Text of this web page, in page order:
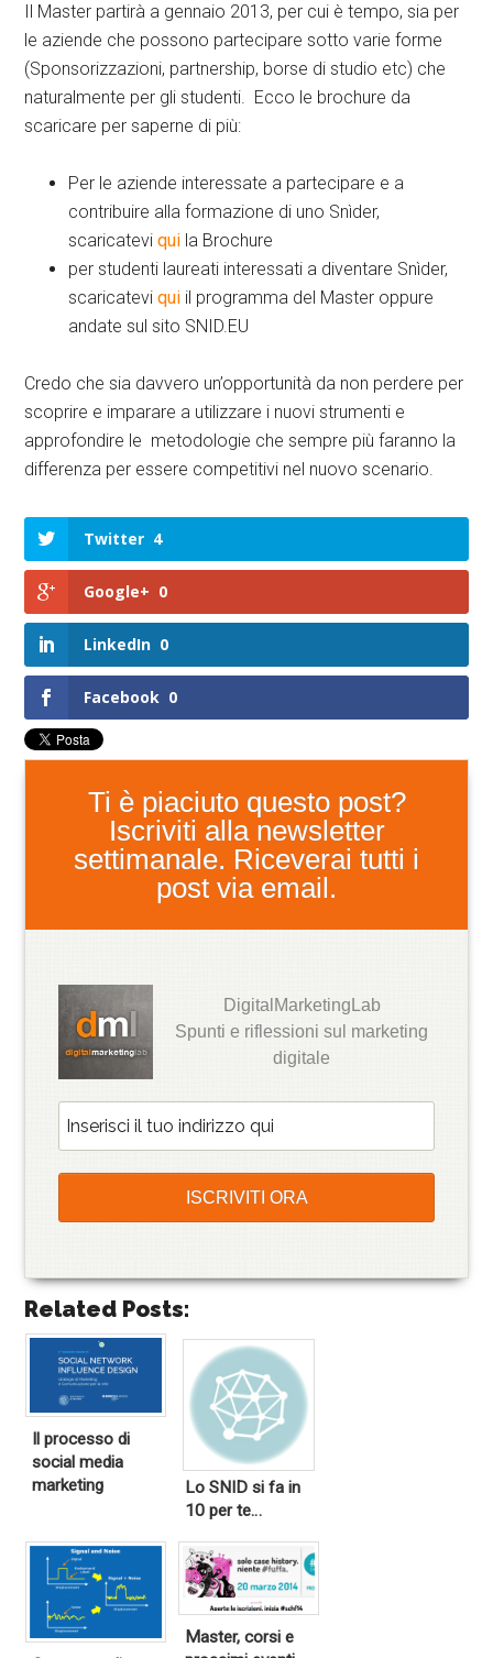
Il Master partirà a gennaio 2013, per cui è tempo, sia per
le aziende che possono partecipare sotto varie forme
(Sponsorizzazioni, partnership, borse di studio etc) che
naturalmente per gli studenti. Ecco le brochure da
scaricare per saperne di più:
Per le aziende interessate a partecipare e a
contribuire alla formazione di uno Snìder,
scaricateviqui la Brochure
per studenti laureati interessati a diventare Snìder,
scaricateviqui il programma del Master oppure
andate sul sito SNID.EU
Credo che sia davvero un’opportunità da non perdere per
scoprire e imparare a utilizzare i nuovi strumenti e
approfondire le metodologie che sempre più faranno la
differenza per essere competitivi nel nuovo scenario.
Twitter 4
Google+ 0
LinkedIn 0
Facebook 0
Ti è piaciuto questo post?
Iscriviti alla newsletter
settimanale. Riceverai tutti i
post via email.
DigitalMarketingLab
Spunti e riflessioni sul marketing
digitale
Related Posts:
Il processo di
social media
marketing
Lo SNID si fa in
10 per te…
Master, corsi e